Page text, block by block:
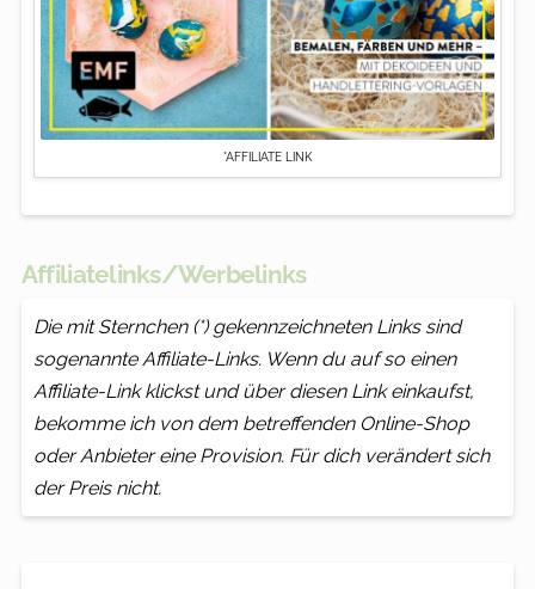
*AFFILIATE LINK
Affiliatelinks/Werbelinks
Die mit Sternchen (*) gekennzeichneten Links sind
sogenannte Affiliate-Links. Wenn du auf so einen
Affiliate-Link klickst und über diesen Link einkaufst,
bekomme ich von dem betreffenden Online-Shop
oder Anbieter eine Provision. Für dich verändert sich
der Preis nicht.